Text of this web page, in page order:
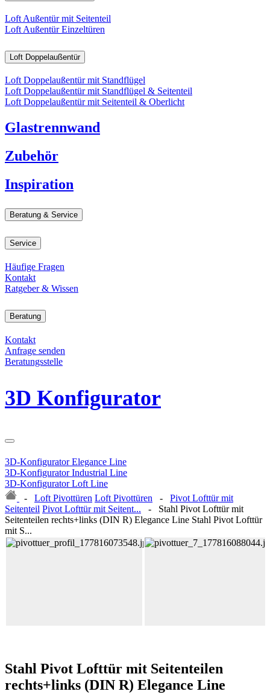
Loft Außentür mit Seitenteil
Loft Außentür Einzeltüren
Loft Doppelaußentür
Loft Doppelaußentür mit Standflügel
Loft Doppelaußentür mit Standflügel & Seitenteil
Loft Doppelaußentür mit Seitenteil & Oberlicht
Glastrennwand
Zubehör
Inspiration
Beratung & Service
Service
Häufige Fragen
Kontakt
Ratgeber & Wissen
Beratung
Kontakt
Anfrage senden
Beratungsstelle
3D Konfigurator
3D-Konfigurator Elegance Line
3D-Konfigurator Industrial Line
3D-Konfigurator Loft Line
- Loft Pivottüren Loft Pivottüren - Pivot Lofttür mit
Seitenteil Pivot Lofttür mit Seitent... - Stahl Pivot Lofttür mit
Seitenteilen rechts+links (DIN R) Elegance Line Stahl Pivot Lofttür
mit S...
Stahl Pivot Lofttür mit Seitenteilen
rechts+links (DIN R) Elegance Line